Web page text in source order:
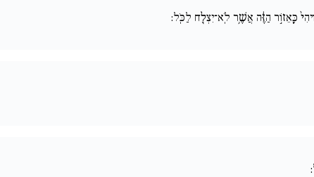
כָּֽאֵז֣וֹר הַזֶּ֔ה אֲשֶׁ֥ר לֹֽא־יִצְלַ֖ח לַכֹּֽל: